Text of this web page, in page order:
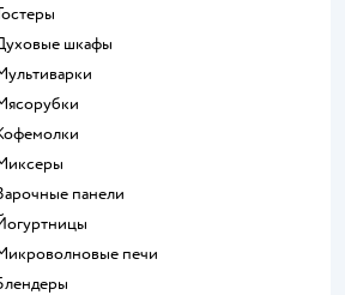
тостеры
духовые шкафы
мультиварки
мясорубки
кофемолки
миксеры
варочные панели
йогуртницы
микроволновые печи
блендеры